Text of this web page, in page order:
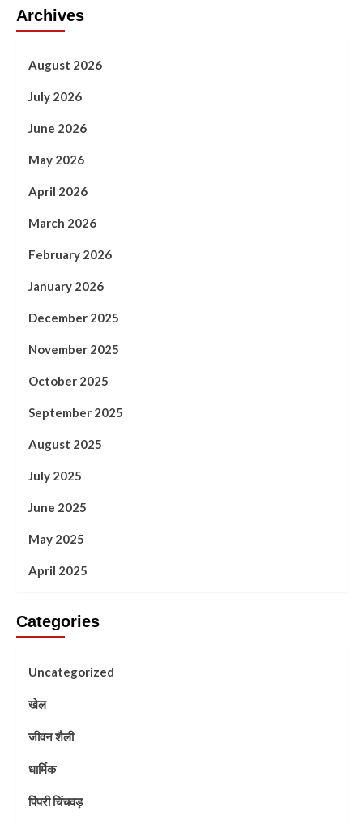
Archives
August 2026
July 2026
June 2026
May 2026
April 2026
March 2026
February 2026
January 2026
December 2025
November 2025
October 2025
September 2025
August 2025
July 2025
June 2025
May 2025
April 2025
Categories
Uncategorized
खेल
जीवन शैली
धार्मिक
पिंपरी चिंचवड़